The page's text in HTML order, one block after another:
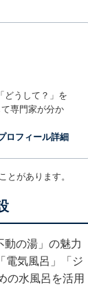
どうして？」を
専門家が分か
ロフィール詳細
があります。
動の湯」の魅力
電気風呂」「ジ
の水風呂を活用